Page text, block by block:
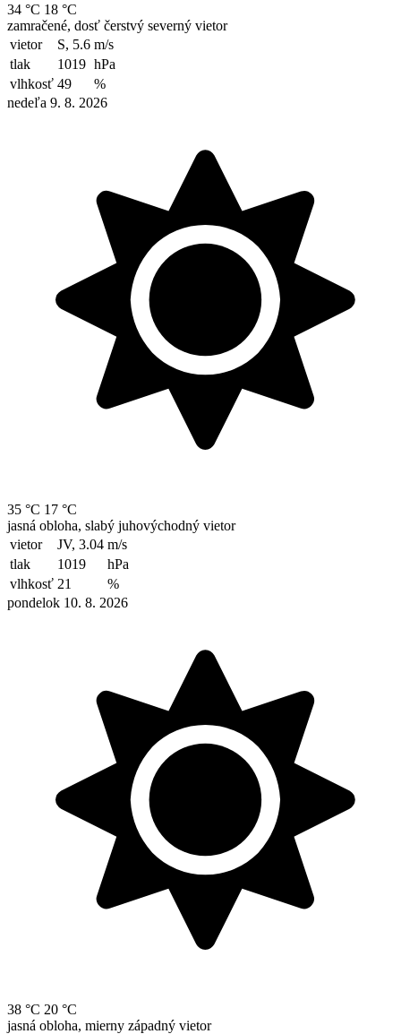
34 °C 18 °C
zamračené, dosť čerstvý severný vietor
vietor
S, 5.6 m/s
tlak
1019 hPa
vlhkosť 49
%
nedeľa 9. 8. 2026
35 °C 17 °C
jasná obloha, slabý juhovýchodný vietor
vietor
JV, 3.04 m/s
tlak
1019
hPa
vlhkosť 21
%
pondelok 10. 8. 2026
38 °C 20 °C
jasná obloha, mierny západný vietor